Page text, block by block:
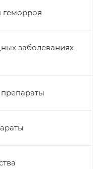
геморроя
заболеваниях